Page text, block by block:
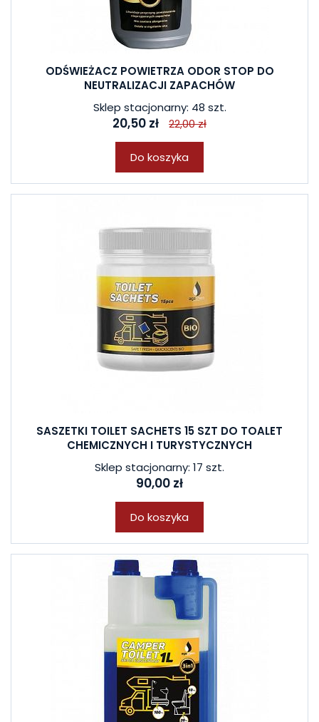
ODŚWIEŻACZ POWIETRZA ODOR STOP DO
NEUTRALIZACJI ZAPACHÓW
Sklep stacjonarny: 48 szt.
20,50 zł 22,00 zł
Do koszyka
SASZETKI TOILET SACHETS 15 SZT DO TOALET
CHEMICZNYCH I TURYSTYCZNYCH
Sklep stacjonarny: 17 szt.
90,00 zł
Do koszyka